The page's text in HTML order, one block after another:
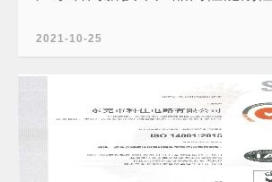
2021-10-25